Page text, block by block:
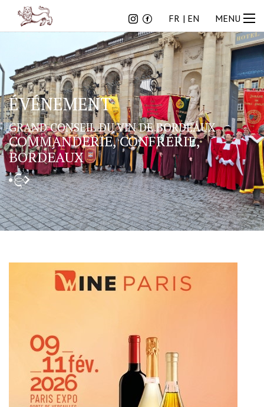
FR EN MENU
ÉVÉNEMENT
GRAND CONSEIL DU VIN DE BORDEAUX
COMMANDERIE, CONFRÉRIE,
BORDEAUX
FR EN